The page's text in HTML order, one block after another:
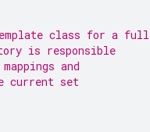
template class for a full
is responsible
and
current set